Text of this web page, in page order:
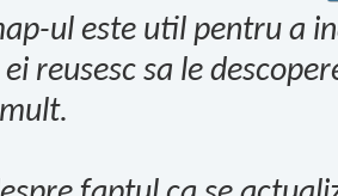
ul este util pentru a
ei reusesc sa le